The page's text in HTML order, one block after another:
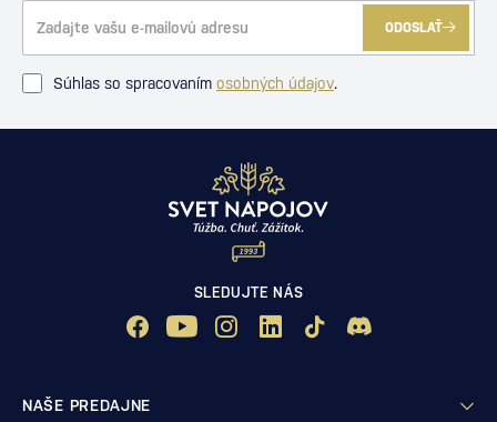
ODOSLAŤ
Súhlas so spracovaním osobných údajov.
SLEDUJTE NÁS
NAŠE PREDAJNE